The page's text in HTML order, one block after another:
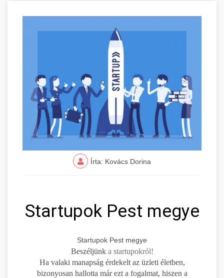
Írta: Kovács Dorina
Startupok Pest megye
Startupok Pest megye
Beszéljünk a startupokról!
Ha valaki manapság érdekelt az üzleti életben,
bizonyosan hallotta már ezt a fogalmat, hiszen a